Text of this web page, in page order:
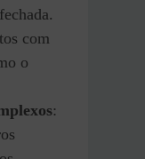
com
o
: